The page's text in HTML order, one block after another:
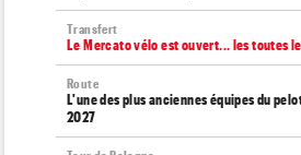
Transfert
Le Mercato vélo est ouvert... les toutes
Route
L'une des plus anciennes équipes du
2027